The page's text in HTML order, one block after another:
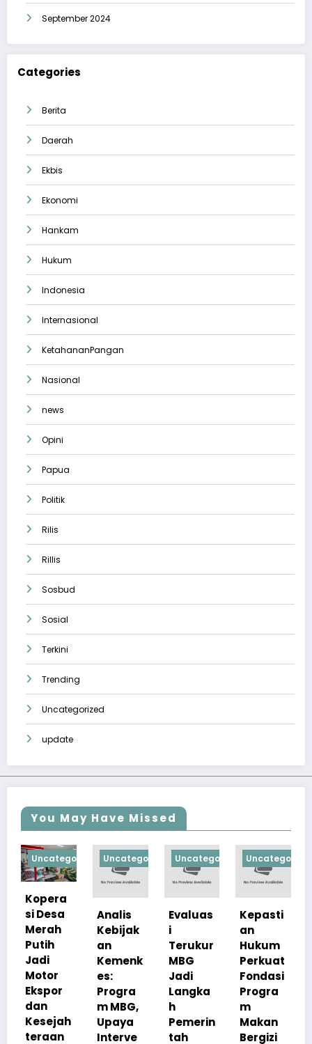
September 2024
Categories
Berita
Daerah
Ekbis
Ekonomi
Hankam
Hukum
Indonesia
Internasional
KetahananPangan
Nasional
news
Opini
Papua
Politik
Rilis
Rillis
Sosbud
Sosial
Terkini
Trending
Uncategorized
update
You May Have Missed
Uncategorized
Analis
Kebijak
an
Kemenk
es:
Progra
m MBG,
Upaya
Interve
Uncategorized
Evaluas
i
Terukur
MBG
Jadi
Langka
h
Pemerin
tah
Uncategorized
Kepasti
Hukum
Perkuat
Fondasi
Progra
Makan
Bergizi
Apresia
si
Pemerin
tah
Pastika
n
s Menu
MBG